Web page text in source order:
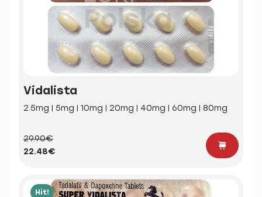
Vidalista
2.5mg | 5mg | 10mg | 20mg | 40mg | 60mg | 80mg
29.90€
22.48€
Hit!